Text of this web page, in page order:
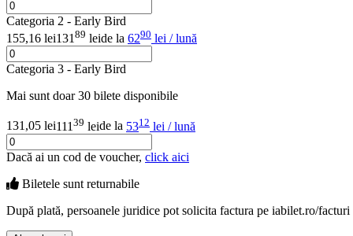
Categoria 2 - Early Bird
155,16 lei13189 leide la 6290 lei / lună
Categoria 3 - Early Bird
Mai sunt doar 30 bilete disponibile
131,05 lei111 39 leide la 5312 lei / lună
Dacă ai un cod de voucher, click aici
Biletele sunt returnabile
După plată, persoanele juridice pot solicita factura pe iabilet.ro/facturi